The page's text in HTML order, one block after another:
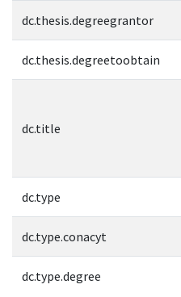
dc.thesis.degreegrantor
dc.thesis.degreetoobtain
dc.title
dc.type
dc.type.conacyt
dc.type.degree